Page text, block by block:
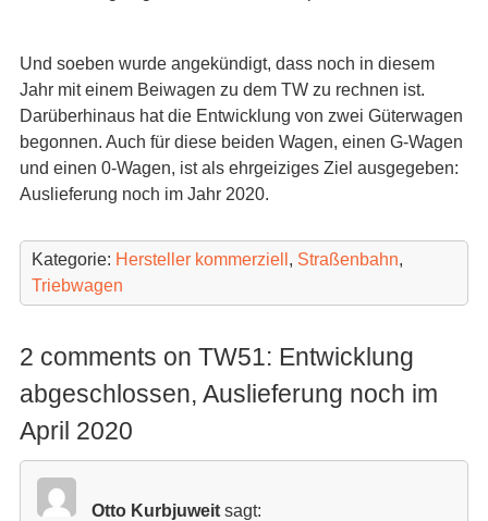
Und soeben wurde angekündigt, dass noch in diesem
Jahr mit einem Beiwagen zu dem TW zu rechnen ist.
Darüberhinaus hat die Entwicklung von zwei Güterwagen
begonnen. Auch für diese beiden Wagen, einen G-Wagen
und einen 0-Wagen, ist als ehrgeiziges Ziel ausgegeben:
Auslieferung noch im Jahr 2020.
Kategorie: Hersteller kommerziell , Straßenbahn,
Triebwagen
2 comments on TW51: Entwicklung
abgeschlossen, Auslieferung noch im
April 2020
Otto Kurbjuweit sagt: